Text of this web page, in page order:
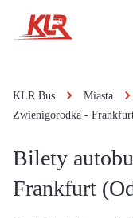
KLR Bus Miasta
Zwienigorodka -
Bilety
Frankfurt